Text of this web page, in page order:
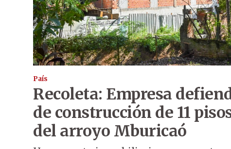
País
Recoleta: Empresa
de construcción de 11
del arroyo Mburicaó